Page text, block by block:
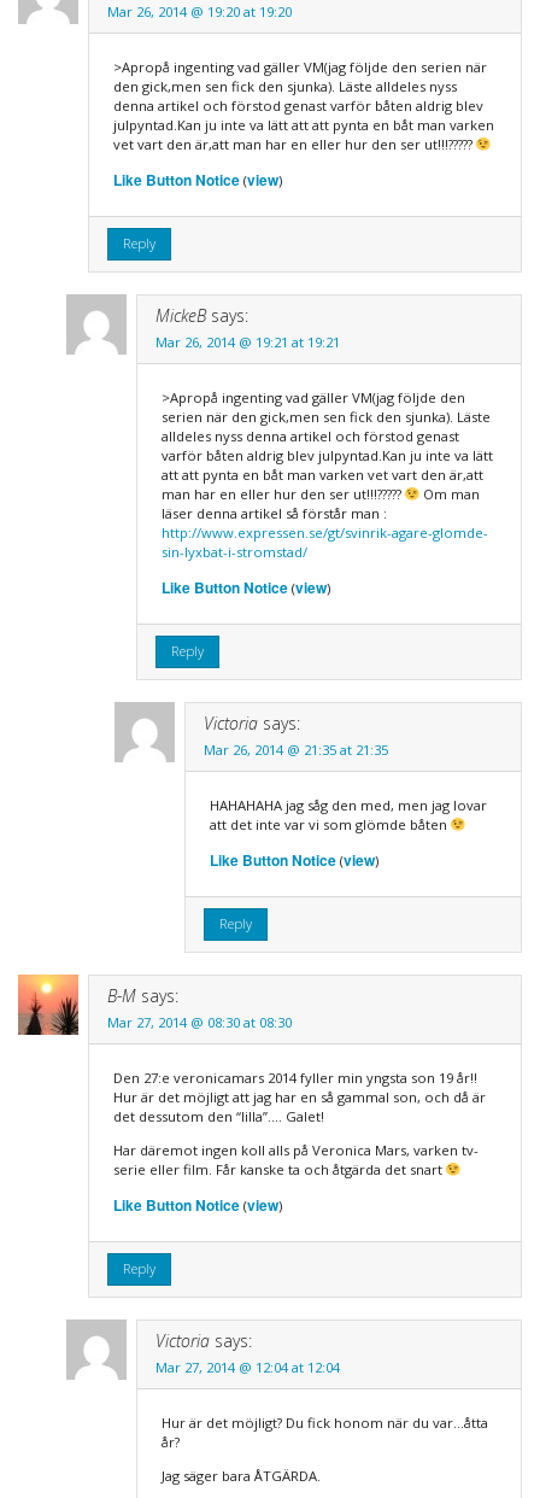
Mar 26, 2014 @ 19:20 at 19:20
>Apropå ingenting vad gäller VM(jag följde den serien när
den gick,men sen fick den sjunka). Läste alldeles nyss
denna artikel och förstod genast varför båten aldrig blev
julpyntad.Kan ju inte va lätt att att pynta en båt man varken
vet vart den är,att man har en eller hur den ser ut!!!?????
Like Button Notice(view)
Reply
MickeB says:
Mar 26, 2014 @ 19:21 at 19:21
>Apropå ingenting vad gäller VM(jag följde den
serien när den gick,men sen fick den sjunka). Läste
alldeles nyss denna artikel och förstod genast
varför båten aldrig blev julpyntad.Kan ju inte va lätt
att att pynta en båt man varken vet vart den är,att
man har en eller hur den ser ut!!!?????
Om man
läser denna artikel så förstår man :
http://www.expressen.se/gt/svinrik-agare-glomde-
sin-lyxbat-i-stromstad/
Like Button Notice(view)
Reply
Victoria says:
Mar 26, 2014 @ 21:35 at 21:35
HAHAHAHA jag såg den med, men jag lovar
att det inte var vi som glömde båten
Like Button Notice(view)
Reply
B-M says:
Mar 27, 2014 @ 08:30 at 08:30
Den 27:e veronicamars 2014 fyller min yngsta son 19 år!!
Hur är det möjligt att jag har en så gammal son, och då är
det dessutom den “lilla”…. Galet!
Har däremot ingen koll alls på Veronica Mars, varken tv-
serie eller film. Får kanske ta och åtgärda det snart
Like Button Notice(view)
Reply
Victoria says:
Mar 27, 2014 @ 12:04 at 12:04
Hur är det möjligt? Du fick honom när du var…åtta
år?
Jag säger bara ÅTGÄRDA.